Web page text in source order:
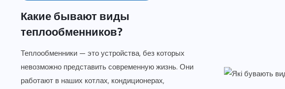
Какие бывают виды
теплообменников?
Теплообменники — это устройства, без которых
невозможно представить современную жизнь. Они
работают в наших котлах, кондиционерах,